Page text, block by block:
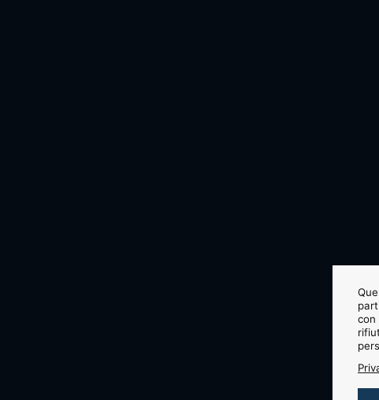
con